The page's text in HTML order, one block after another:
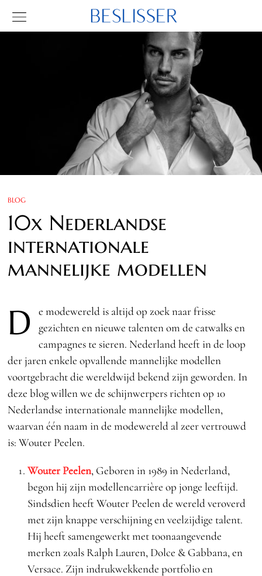
BLOG
10x Nederlandse
internationale
mannelijke modellen
D
e modewereld is altijd op zoek naar frisse
gezichten en nieuwe talenten om de catwalks en
campagnes te sieren. Nederland heeft in de loop
der jaren enkele opvallende mannelijke modellen
voortgebracht die wereldwijd bekend zijn geworden. In
deze blog willen we de schijnwerpers richten op 10
Nederlandse internationale mannelijke modellen,
waarvan één naam in de modewereld al zeer vertrouwd
is: Wouter Peelen.
Wouter Peelen, Geboren in 1989 in Nederland,
begon hij zijn modellencarrière op jonge leeftijd.
Sindsdien heeft Wouter Peelen de wereld veroverd
met zijn knappe verschijning en veelzijdige talent.
Hij heeft samengewerkt met toonaangevende
merken zoals Ralph Lauren, Dolce & Gabbana, en
Versace. Zijn indrukwekkende portfolio en